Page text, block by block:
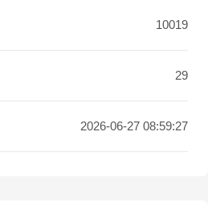
10019
29
2026-06-27 08:59:27